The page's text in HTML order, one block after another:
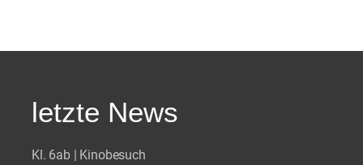
letzte News
Kl. 6ab | Kinobesuch